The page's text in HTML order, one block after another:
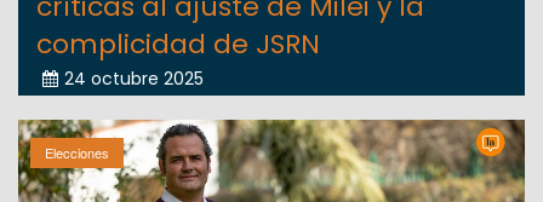
complicidad de JSRN
24 octubre 2025
Elecciones